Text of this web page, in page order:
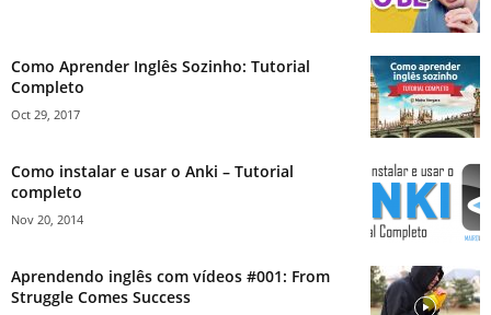
Como Aprender Inglês Sozinho: Tutorial
Completo
Oct 29, 2017
Como instalar e usar o Anki – Tutorial
completo
Nov 20, 2014
Aprendendo inglês com vídeos #001: From
Struggle Comes Success